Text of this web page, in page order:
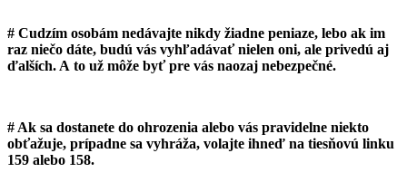
# Cudzím osobám nedávajte nikdy žiadne peniaze, lebo ak im
raz niečo dáte, budú vás vyhľadávať nielen oni, ale privedú aj
ďalších. A to už môže byť pre vás naozaj nebezpečné.
# Ak sa dostanete do ohrozenia alebo vás pravidelne niekto
obťažuje, prípadne sa vyhráža, volajte ihneď na tiesňovú linku
159 alebo 158.